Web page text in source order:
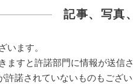
記事、写真
います。
ますと許諾部門に情報が送信
許諾されていないものもござ